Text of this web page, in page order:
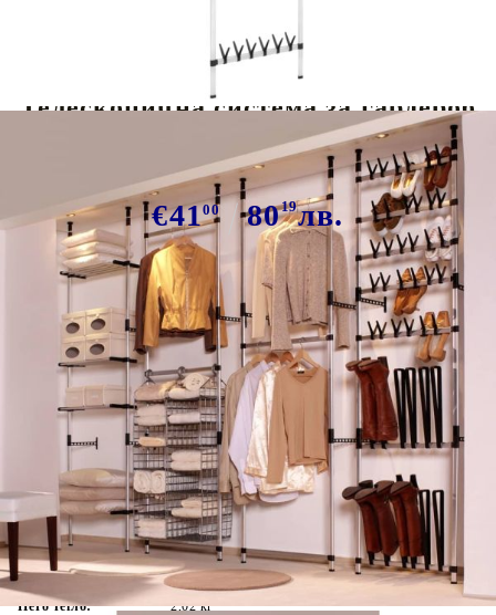
Телескопична система за гардероб
с лостове и рафт, алуминий
€4100 8019лв.
В наличност: 45 бр.
Време за доставка: 5 до 9 дни
Безплатна доставка до адрес при плащане по банков път
Цвят:
Сребрист и черен
Материал:
Алуминий, пластмаса
Размери:
65 x 40 x 250-300 cм (Ш x Д x В)
EAN code:
8720286041727
Товароносимост:
15 кг
Нето тегло:
2,02 кг